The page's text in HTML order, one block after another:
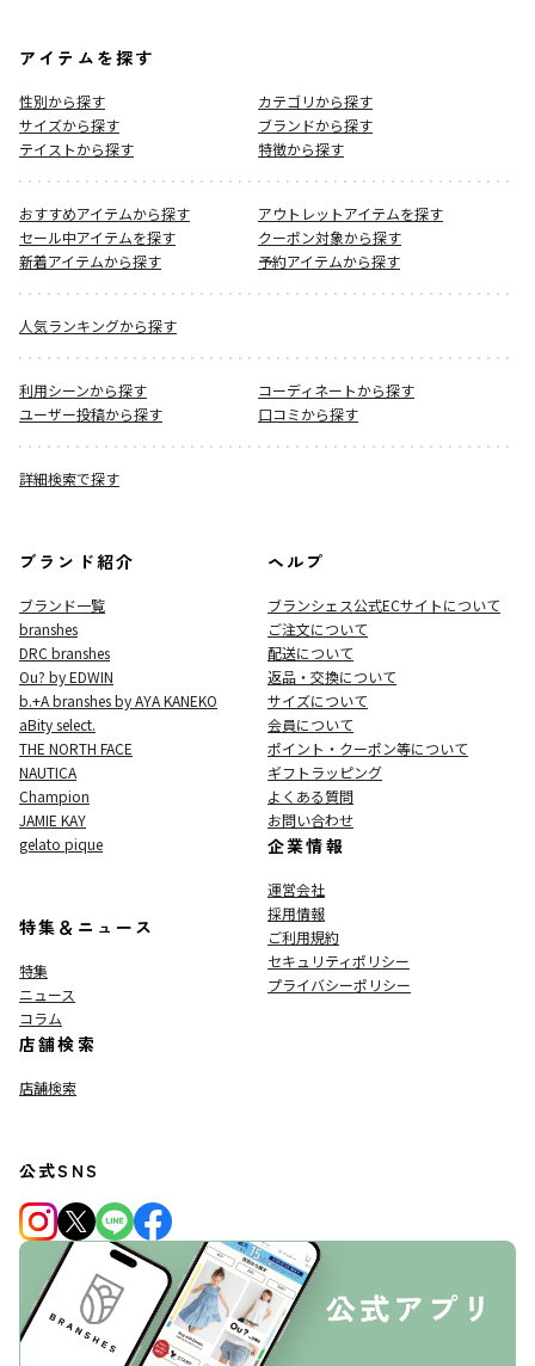
アイテムを探す
性別から探す
カテゴリから探す
サイズから探す
ブランドから探す
テイストから探す
特徴から探す
おすすめアイテムから探す
アウトレットアイテムを探す
セール中アイテムを探す
クーポン対象から探す
新着アイテムから探す
予約アイテムから探す
人気ランキングから探す
利用シーンから探す
コーディネートから探す
ユーザー投稿から探す
口コミから探す
詳細検索で探す
ブランド紹介
ブランド一覧
branshes
DRC branshes
Ou? by EDWIN
b.+A branshes by AYA KANEKO
aBity select.
THE NORTH FACE
NAUTICA
Champion
JAMIE KAY
gelato pique
特集＆ニュース
特集
ニュース
コラム
店舗検索
店舗検索
ヘルプ
ブランシェス公式ECサイトについて
ご注文について
配送について
返品・交換について
サイズについて
会員について
ポイント・クーポン等について
ギフトラッピング
よくある質問
お問い合わせ
企業情報
運営会社
採用情報
ご利用規約
セキュリティポリシー
プライバシーポリシー
公式SNS